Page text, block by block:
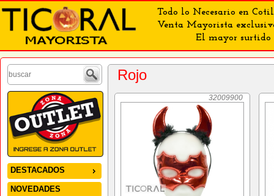
Todo lo Necesario en
Venta Mayorista
El mayor surtido
DESTACADOS
NOVEDADES
Rojo
32009900